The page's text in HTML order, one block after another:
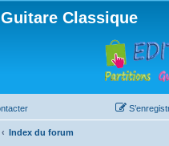
Guitare Classique
Index du forum